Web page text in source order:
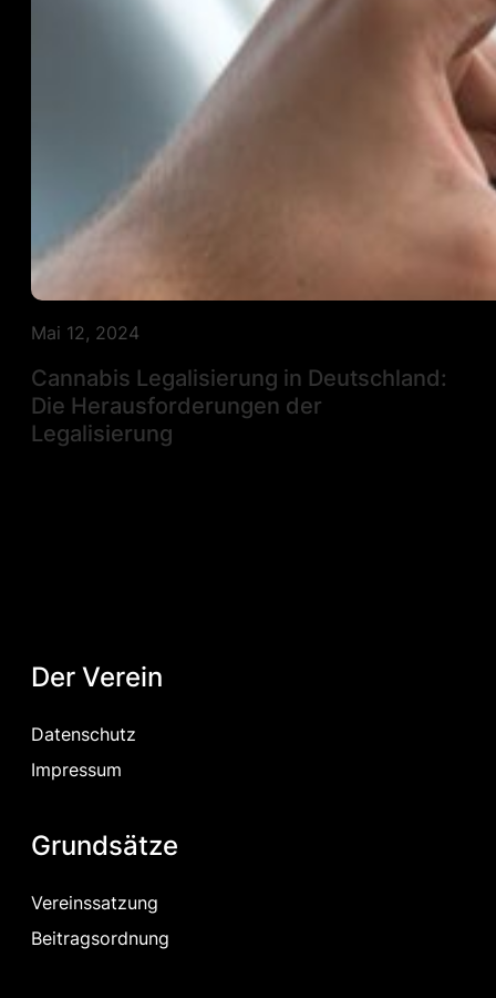
Mai 12, 2024
Cannabis Legalisierung in Deutschland:
Die Herausforderungen der
Legalisierung
Der Verein
Datenschutz
Impressum
Grundsätze
Vereinssatzung
Beitragsordnung